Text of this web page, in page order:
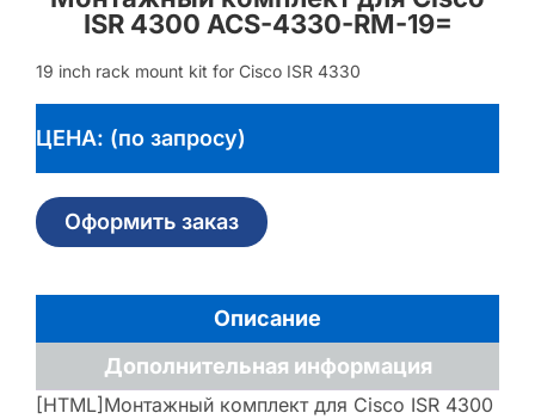
ISR 4300 ACS-4330-RM-19=
19 inch rack mount kit for Cisco ISR 4330
ЦЕНА: (по запросу)
Оформить заказ
Описание
Дополнительная информация
[HTML]Монтажный комплект для Cisco ISR 4300